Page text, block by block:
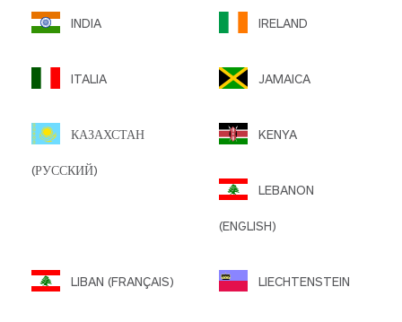
INDIA IRELAND
ITALIA JAMAICA
КАЗАХСТАН
(РУССКИЙ)
KENYA
LEBANON
(ENGLISH)
LIBAN (FRANÇAIS) LIECHTENSTEIN